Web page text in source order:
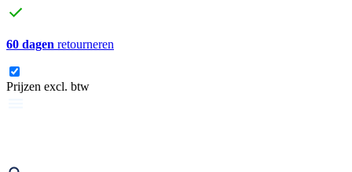
60 dagen retourneren
Prijzen excl. btw